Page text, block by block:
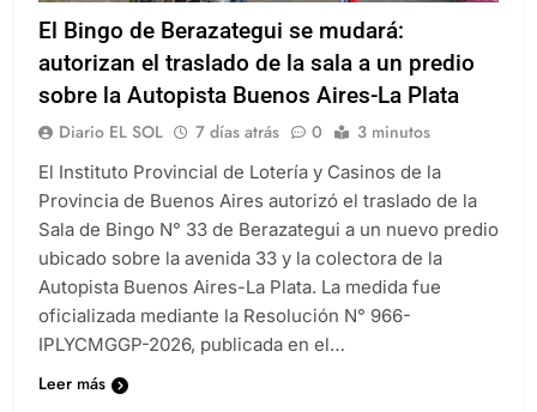
El Bingo de Berazategui se mudará:
autorizan el traslado de la sala a un predio
sobre la Autopista Buenos Aires-La Plata
Diario EL SOL 7 días atrás 0 3 minutos
El Instituto Provincial de Lotería y Casinos de la
Provincia de Buenos Aires autorizó el traslado de la
Sala de Bingo N° 33 de Berazategui a un nuevo predio
ubicado sobre la avenida 33 y la colectora de la
Autopista Buenos Aires-La Plata. La medida fue
oficializada mediante la Resolución N° 966-
IPLYCMGGP-2026, publicada en el…
Leer más